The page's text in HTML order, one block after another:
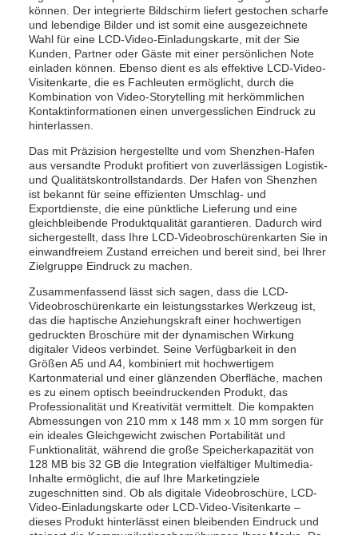
können. Der integrierte Bildschirm liefert gestochen scharfe
und lebendige Bilder und ist somit eine ausgezeichnete
Wahl für eine LCD-Video-Einladungskarte, mit der Sie
Kunden, Partner oder Gäste mit einer persönlichen Note
einladen können. Ebenso dient es als effektive LCD-Video-
Visitenkarte, die es Fachleuten ermöglicht, durch die
Kombination von Video-Storytelling mit herkömmlichen
Kontaktinformationen einen unvergesslichen Eindruck zu
hinterlassen.
Das mit Präzision hergestellte und vom Shenzhen-Hafen
aus versandte Produkt profitiert von zuverlässigen Logistik-
und Qualitätskontrollstandards. Der Hafen von Shenzhen
ist bekannt für seine effizienten Umschlag- und
Exportdienste, die eine pünktliche Lieferung und eine
gleichbleibende Produktqualität garantieren. Dadurch wird
sichergestellt, dass Ihre LCD-Videobroschürenkarten Sie in
einwandfreiem Zustand erreichen und bereit sind, bei Ihrer
Zielgruppe Eindruck zu machen.
Zusammenfassend lässt sich sagen, dass die LCD-
Videobroschürenkarte ein leistungsstarkes Werkzeug ist,
das die haptische Anziehungskraft einer hochwertigen
gedruckten Broschüre mit der dynamischen Wirkung
digitaler Videos verbindet. Seine Verfügbarkeit in den
Größen A5 und A4, kombiniert mit hochwertigem
Kartonmaterial und einer glänzenden Oberfläche, machen
es zu einem optisch beeindruckenden Produkt, das
Professionalität und Kreativität vermittelt. Die kompakten
Abmessungen von 210 mm x 148 mm x 10 mm sorgen für
ein ideales Gleichgewicht zwischen Portabilität und
Funktionalität, während die große Speicherkapazität von
128 MB bis 32 GB die Integration vielfältiger Multimedia-
Inhalte ermöglicht, die auf Ihre Marketingziele
zugeschnitten sind. Ob als digitale Videobroschüre, LCD-
Video-Einladungskarte oder LCD-Video-Visitenkarte –
dieses Produkt hinterlässt einen bleibenden Eindruck und